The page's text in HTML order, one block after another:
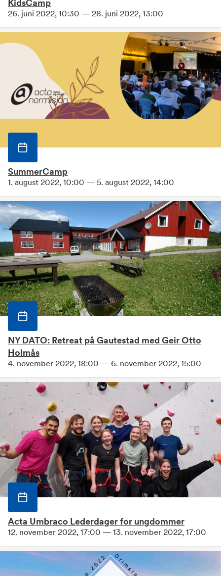
KidsCamp
26. juni 2022, 10:30 — 28. juni 2022, 13:00
SummerCamp
1. august 2022, 10:00 — 5. august 2022, 14:00
NY DATO: Retreat på Gautestad med Geir Otto
Holmås
4. november 2022, 18:00 — 6. november 2022, 15:00
Acta Umbraco Lederdager for ungdommer
12. november 2022, 17:00 — 13. november 2022, 17:00